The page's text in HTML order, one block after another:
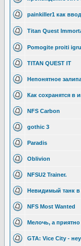
painkiller1 как
Titan Quest
Pomogite proiti
TITAN QUEST IT
Непонятное
Как сохранятся в
NFS Carbon
gothic 3
Paradis
Oblivion
NFSU2 Trainer.
Невидимый танк в
NFS Most Wanted
Мелочь, а приятно
GTA: Vice City -